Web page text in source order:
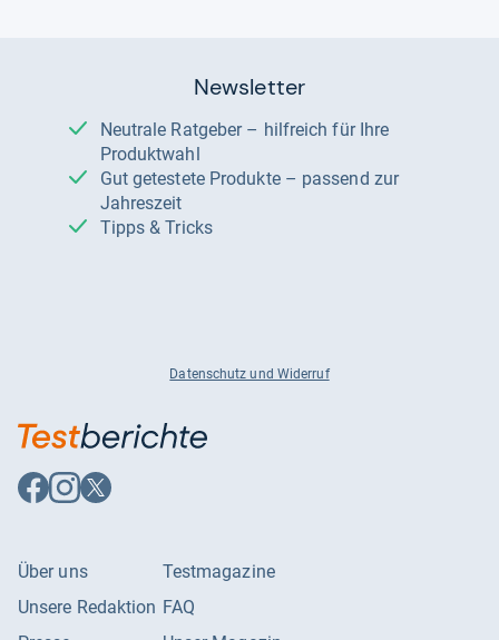
Newsletter
Neutrale Ratgeber – hilfreich für Ihre
Produktwahl
Gut getestete Produkte – passend zur
Jahreszeit
Tipps & Tricks
Datenschutz und Widerruf
Auf
Facebook
Auf
Instagram
Auf
X
Über uns
Unsere Redaktion
Testmagazine
FAQ